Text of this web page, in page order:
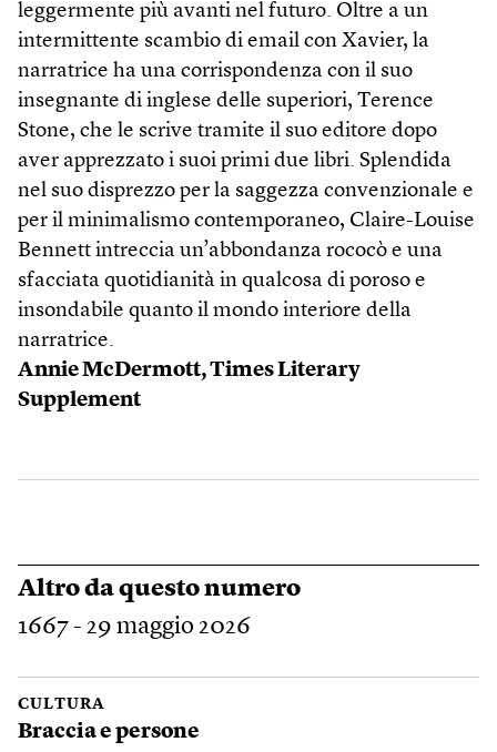
leggermente più avanti nel futuro. Oltre a un
intermittente scambio di email con Xavier, la
narratrice ha una corrispondenza con il suo
insegnante di inglese delle superiori, Terence
Stone, che le scrive tramite il suo editore dopo
aver apprezzato i suoi primi due libri. Splendida
nel suo disprezzo per la saggezza convenzionale e
per il minimalismo contemporaneo, Claire-Louise
Bennett intreccia un’abbondanza rococò e una
sfacciata quotidianità in qualcosa di poroso e
insondabile quanto il mondo interiore della
narratrice.
Annie McDermott, Times Literary
Supplement
Altro da questo numero
1667 - 29 maggio 2026
CULTURA
Braccia e persone